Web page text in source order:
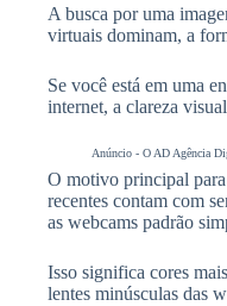
A busca por uma
virtuais dominam, a
Se você está em uma
internet, a clareza
Anúncio - O AD Agência
O motivo principal para
recentes contam com
as webcams padrão
Isso significa cores
lentes minúsculas das